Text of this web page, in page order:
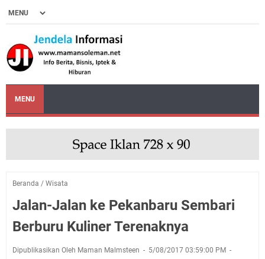
MENU
Beranda / Wisata
Jalan-Jalan ke Pekanbaru Sembari
Berburu Kuliner Terenaknya
Dipublikasikan Oleh Maman Malmsteen
5/08/2017 03:59:00 PM